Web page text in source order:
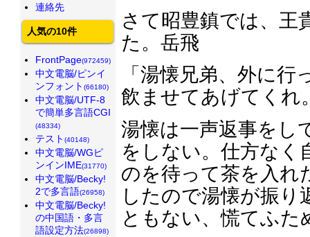
さて昭豊鎮では、王
た。岳飛
「湯懐兄弟、外に
飲ませてあげてくれ
湯懐は一声返事をし
をしない。仕方なく
のを待って茶を入れ
したので湯懐が振り
ともない、慌てふた
連絡先
人気の10件
FrontPage(972459)
中文電脳/ピンイ
ンフォント (66180)
中文電脳/UTF-8
で簡単多言語CGI
(48334)
テスト (40148)
中文電脳/WGピ
ンインIME(31770)
中文電脳/Becky!
2で多言語(26958)
中文電脳/Becky!
の中国語・多言
語設定方法(26898)